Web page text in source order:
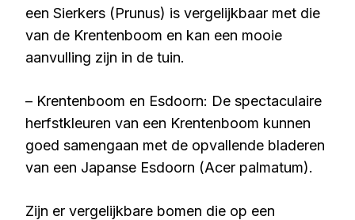
een Sierkers (Prunus) is vergelijkbaar met die
van de Krentenboom en kan een mooie
aanvulling zijn in de tuin.
– Krentenboom en Esdoorn: De spectaculaire
herfstkleuren van een Krentenboom kunnen
goed samengaan met de opvallende bladeren
van een Japanse Esdoorn (Acer palmatum).
Zijn er vergelijkbare bomen die op een